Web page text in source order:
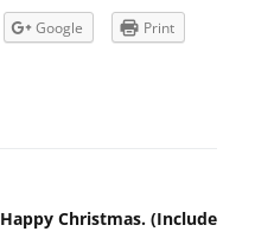
Google
Print
Happy Christmas. (Include